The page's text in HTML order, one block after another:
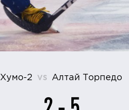
Хумо-2 vs Алтай Торпедо